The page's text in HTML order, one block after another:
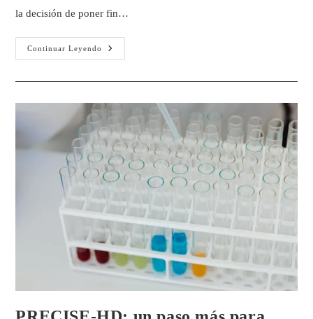
la decisión de poner fin…
Continuar Leyendo